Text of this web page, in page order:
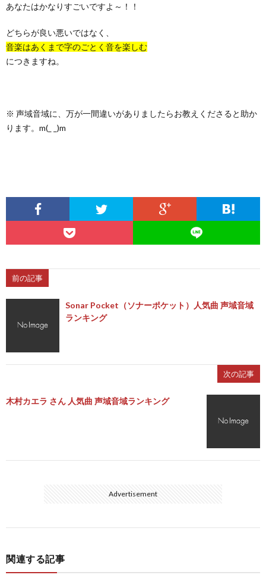
あなたはかなりすごいですよ～！！
どちらが良い悪いではなく、
音楽はあくまで字のごとく音を楽しむ
につきますね。
※ 声域音域に、万が一間違いがありましたらお教えくださると助か
ります。m(_ _)m
前の記事
Sonar Pocket（ソナーポケット）人気曲 声域音域
ランキング
次の記事
木村カエラ さん 人気曲 声域音域ランキング
Advertisement
関連する記事